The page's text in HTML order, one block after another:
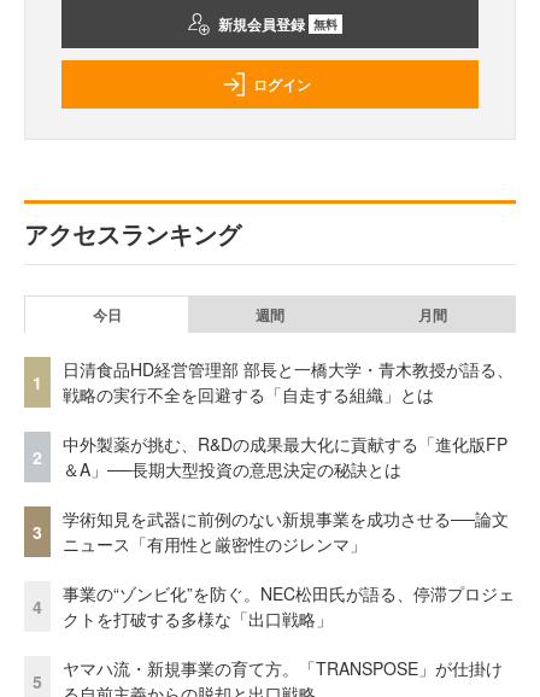
新規会員登録 無料
ログイン
アクセスランキング
今日 週間 月間
1
日清食品HD経営管理部 部長と一橋大学・青木教授が語る、
戦略の実行不全を回避する「自走する組織」とは
2
中外製薬が挑む、R&Dの成果最大化に貢献する「進化版FP
＆A」──長期大型投資の意思決定の秘訣とは
3
学術知見を武器に前例のない新規事業を成功させる──論文
ニュース「有用性と厳密性のジレンマ」
4
事業の“ゾンビ化”を防ぐ。NEC松田氏が語る、停滞プロジェ
クトを打破する多様な「出口戦略」
5
ヤマハ流・新規事業の育て方。「TRANSPOSE」が仕掛け